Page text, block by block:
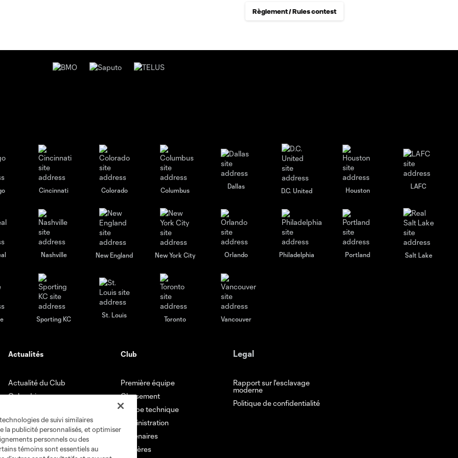
Règlement / Rules contest
Cincinnati Colorado Columbus
Dallas
D.C. United Houston
LAFC
Nashville New England New York City Orlando Philadelphia Portland Salt Lake
Sporting KC
St. Louis
Toronto Vancouver
Actualités
Actualité du Club
Calendrier
Club
Première équipe
Classement
Équipe technique
Administration
Partenaires
Carrières
Legal
Rapport sur l'esclavage
moderne
Politique de confidentialité
de suivi similaires
la publicité personnalisés, et optimiser
personnels ou des
témoins sont essentiels au